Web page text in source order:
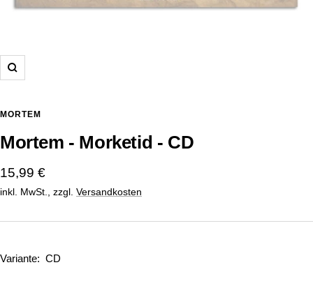
Zoom
MORTEM
Mortem - Morketid - CD
Angebotspreis
15,99 €
inkl. MwSt., zzgl. Versandkosten
Variante: CD